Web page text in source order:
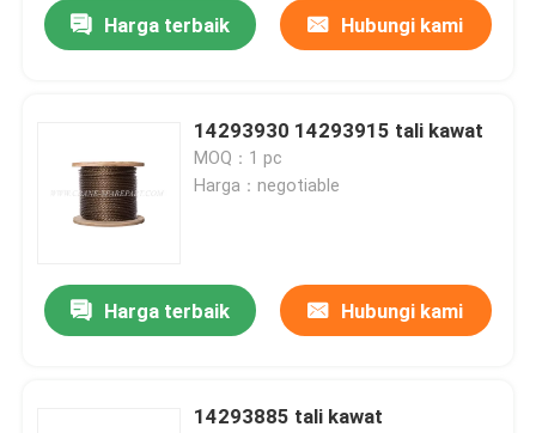
Harga terbaik Hubungi kami
14293930 14293915 tali kawat
MOQ：1 pc
Harga：negotiable
Harga terbaik Hubungi kami
14293885 tali kawat